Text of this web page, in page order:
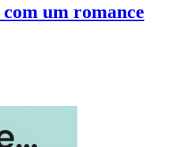
um romance